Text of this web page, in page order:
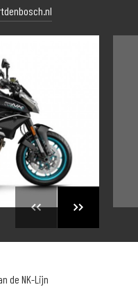
de NK-Lijn